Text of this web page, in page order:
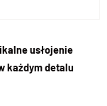
usłojenie
każdym detalu